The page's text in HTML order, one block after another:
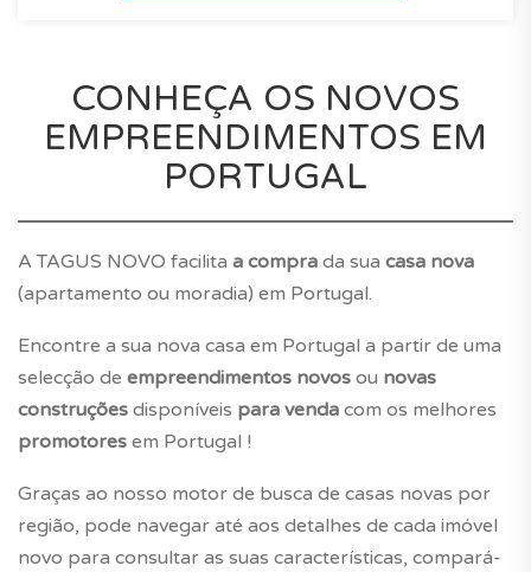
CONHEÇA OS NOVOS
EMPREENDIMENTOS EM
PORTUGAL
A TAGUS NOVO facilita a compra da sua casa nova
(apartamento ou moradia) em Portugal.
Encontre a sua nova casa em Portugal a partir de uma
selecção de empreendimentos novos ou novas
construções disponíveis para venda com os melhores
promotores em Portugal !
Graças ao nosso motor de busca de casas novas por
região, pode navegar até aos detalhes de cada imóvel
novo para consultar as suas características, compará-